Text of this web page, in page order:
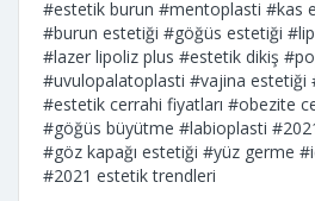
#estetik burun #mentoplasti #kas
#burun estetiği #göğüs estetiği
#lazer lipoliz plus #estetik dikiş
#uvulopalatoplasti #vajina estetiği
#estetik cerrahi fiyatları #obezite
#göğüs büyütme #labioplasti
#göz kapağı estetiği #yüz germe
#2021 estetik trendleri